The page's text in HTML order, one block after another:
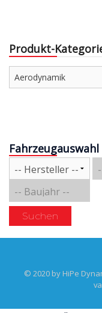
Produkt-
Fahrzeugauswahl
Suchen
© 2020 by HiPe